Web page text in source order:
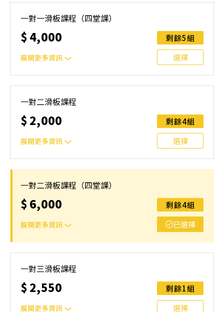
一對一滑板課程（四堂課）
$ 4,000
展開更多資訊
剩餘5組
選擇
一對二滑板課程
$ 2,000
展開更多資訊
剩餘4組
選擇
一對二滑板課程（四堂課）
$ 6,000
展開更多資訊
剩餘4組
已選擇
一對三滑板課程
$ 2,550
展開更多資訊
剩餘1組
選擇